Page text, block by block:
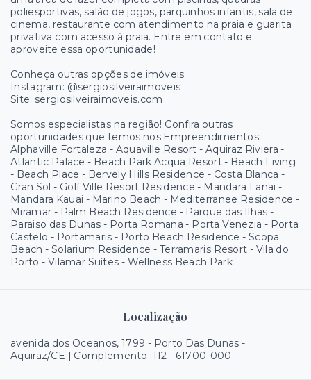
poliesportivas, salão de jogos, parquinhos infantis, sala de
cinema, restaurante com atendimento na praia e guarita
privativa com acesso à praia. Entre em contato e
aproveite essa oportunidade!
Conheça outras opções de imóveis
Instagram: @sergiosilveiraimoveis
Site: sergiosilveiraimoveis.com
Somos especialistas na região! Confira outras
oportunidades que temos nos Empreendimentos:
Alphaville Fortaleza - Aquaville Resort - Aquiraz Riviera -
Atlantic Palace - Beach Park Acqua Resort - Beach Living
- Beach Place - Bervely Hills Residence - Costa Blanca -
Gran Sol - Golf Ville Resort Residence - Mandara Lanai -
Mandara Kauai - Marino Beach - Mediterranee Residence -
Miramar - Palm Beach Residence - Parque das Ilhas -
Paraiso das Dunas - Porta Romana - Porta Venezia - Porta
Castelo - Portamaris - Porto Beach Residence - Scopa
Beach - Solarium Residence - Terramaris Resort - Vila do
Porto - Vilamar Suítes - Wellness Beach Park
Localização
avenida dos Oceanos, 1799 - Porto Das Dunas -
Aquiraz/CE | Complemento: 112 - 61700-000